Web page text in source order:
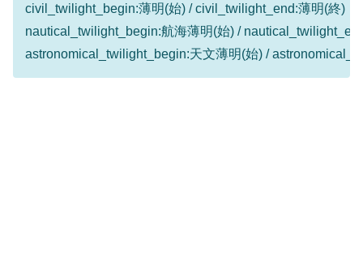
civil_twilight_begin:薄明(始) / civil_twilight_end:薄明(終)
nautical_twilight_begin:航海薄明(始) /
astronomical_twilight_begin:天文薄明(始) /